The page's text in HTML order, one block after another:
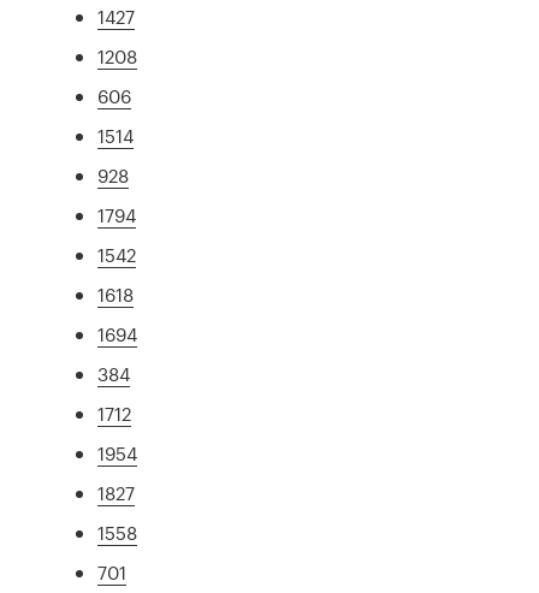
1427
1208
606
1514
928
1794
1542
1618
1694
384
1712
1954
1827
1558
701